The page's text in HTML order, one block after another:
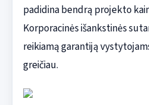
padidina bendrą projekto
Korporacinės išankstinės
reikiamą garantiją
greičiau.